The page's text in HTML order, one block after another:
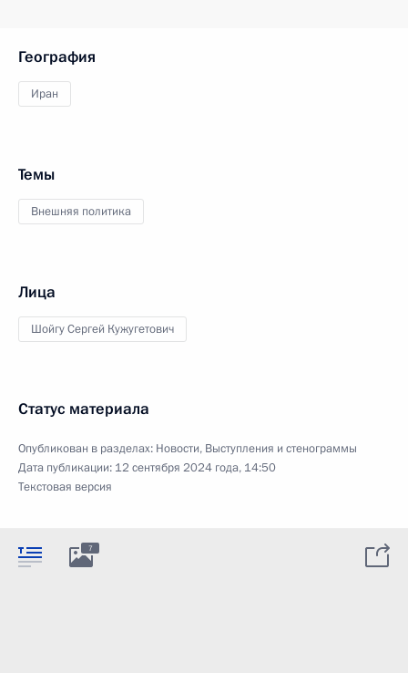
География
Иран
Темы
Внешняя политика
Лица
Шойгу Сергей Кужугетович
Статус материала
Опубликован в разделах: Новости, Выступления и стенограммы
Дата публикации: 12 сентября 2024 года, 14:50
Текстовая версия
7